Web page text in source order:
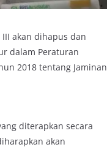
akan dihapus dan
dalam Peraturan
2018 tentang Jaminan
diterapkan secara
akan